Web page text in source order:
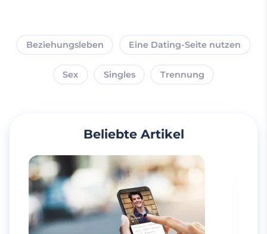
Beziehungsleben Eine Dating-Seite nutzen
Sex Singles Trennung
Beliebte Artikel